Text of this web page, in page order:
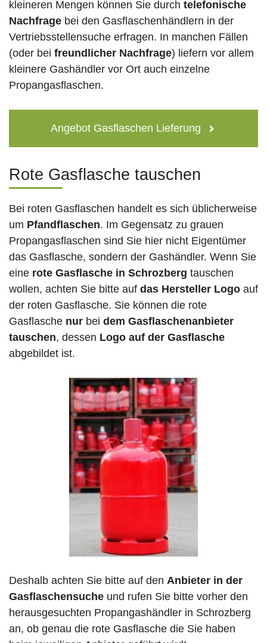
kleineren Mengen können Sie durch telefonische
Nachfrage bei den Gasflaschenhändlern in der
Vertriebsstellensuche erfragen. In manchen Fällen
(oder bei freundlicher Nachfrage) liefern vor allem
kleinere Gashändler vor Ort auch einzelne
Propangasflaschen.
Angebot Gasflaschen Lieferung
Rote Gasflasche tauschen
Bei roten Gasflaschen handelt es sich üblicherweise
um Pfandflaschen. Im Gegensatz zu grauen
Propangasflaschen sind Sie hier nicht Eigentümer
das Gasflasche, sondern der Gashändler. Wenn Sie
eine rote Gasflasche in Schrozberg tauschen
wollen, achten Sie bitte auf das Hersteller Logo auf
der roten Gasflasche. Sie können die rote
Gasflasche nur bei dem Gasflaschenanbieter
tauschen, dessen Logo auf der Gasflasche
abgebildet ist.
Deshalb achten Sie bitte auf den Anbieter in der
Gasflaschensuche und rufen Sie bitte vorher den
herausgesuchten Propangashändler in Schrozberg
an, ob genau die rote Gasflasche die Sie haben